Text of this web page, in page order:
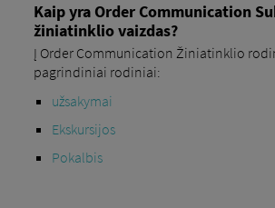
Kaip yra Order Communication
žiniatinklio vaizdas?
Į Order Communication Žiniatinklio
pagrindiniai rodiniai:
užsakymai
Ekskursijos
Pokalbis